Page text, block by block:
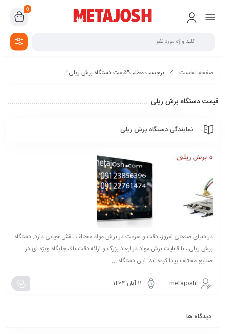
0
صفحه نخست برچسب مطلب"قیمت دستگاه برش ریلی"
قیمت دستگاه برش ریلی
نمایندگی دستگاه برش ریلی
در دنیای صنعتی امروز، دقت و سرعت در برش مواد مختلف نقش حیاتی دارد. دستگاه
برش ریلی ، با قابلیت برش مواد در ابعاد بزرگ و ارائه دقت بالا، جایگاه ویژه ای در
صنایع مختلف پیدا کرده اند. این دستگاه ...
metajosh 11 آبان 1404
دیدگاه ها